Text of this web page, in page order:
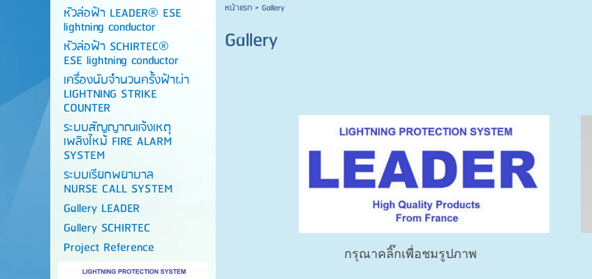
หัวล่อฟ้า LEADER® ESE
lightning conductor
หัวล่อฟ้า SCHIRTEC®
ESE lightning conductor
เครื่องนับจำนวนครั้งฟ้าผ่า
LIGHTNING STRIKE
COUNTER
ระบบสัญญาณแจ้งเหตุ
เพลิงไหม้ FIRE ALARM
SYSTEM
ระบบเรียกพยาบาล
NURSE CALL SYSTEM
Gallery LEADER
Gallery SCHIRTEC
Project Reference
หน้าแรก> Gallery
Gallery
กรุณาคลิ๊กเพื่อชมรูปภาพ กรุณาคลิ๊